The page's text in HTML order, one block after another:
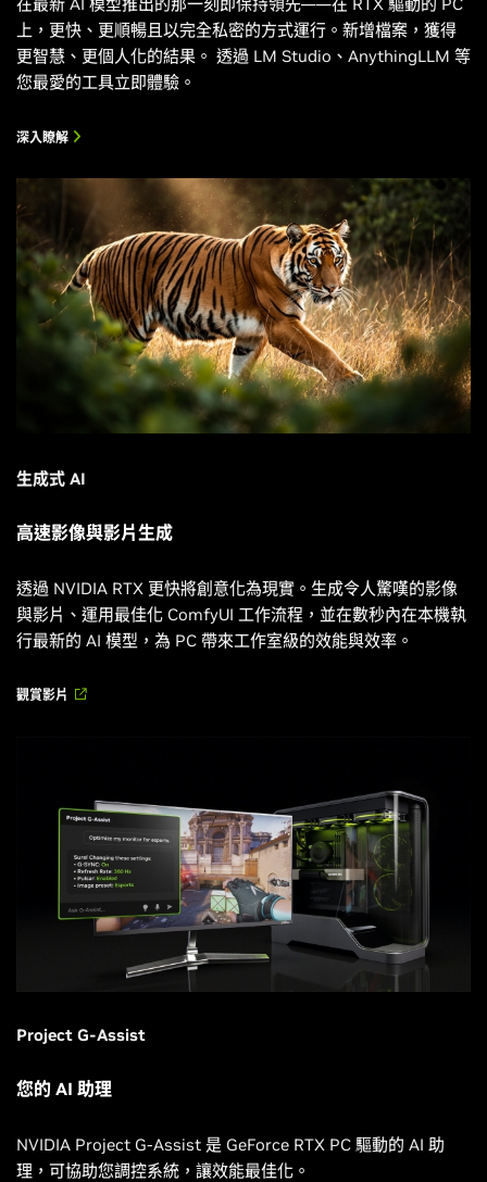
上，更快、更順暢且以完全私密的方式運行。新增檔案，獲得
更智慧、更個人化的結果。 透過 LM Studio、AnythingLLM 等
您最愛的工具立即體驗。
深入瞭解
生成式 AI
高速影像與影片生成
透過 NVIDIA RTX 更快將創意化為現實。生成令人驚嘆的影像
與影片、運用最佳化 ComfyUI 工作流程，並在數秒內在本機執
行最新的 AI 模型，為 PC 帶來工作室級的效能與效率。
觀賞影片
Project G-Assist
您的 AI 助理
NVIDIA Project G-Assist 是 GeForce RTX PC 驅動的 AI 助
理，可協助您調控系統，讓效能最佳化。